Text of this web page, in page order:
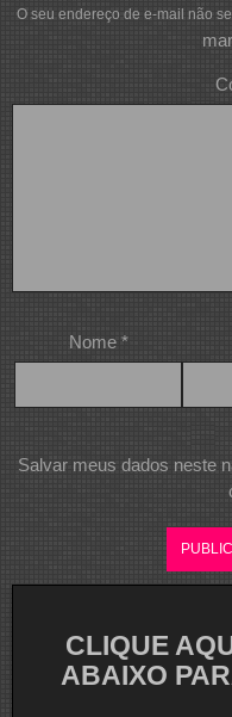
O seu endereço de e-mail não
Nome *
Salvar meus dados neste
CLIQUE
ABAIXO